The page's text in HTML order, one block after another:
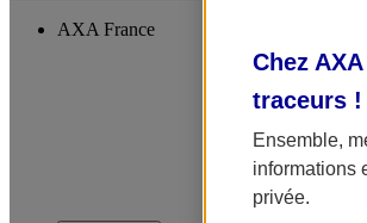
AXA France
Chez
traceurs !
Ensemble,
informations
privée.